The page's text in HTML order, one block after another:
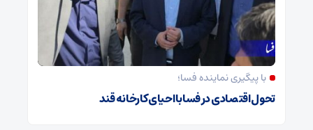
با پیگیری نماینده فسا؛
تحول اقتصادی در فسا با احیای کارخانه قند